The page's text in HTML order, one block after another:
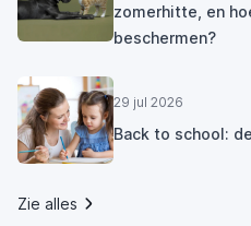
zomerhitte, en
beschermen?
29 jul 2026
Back to school:
Zie alles